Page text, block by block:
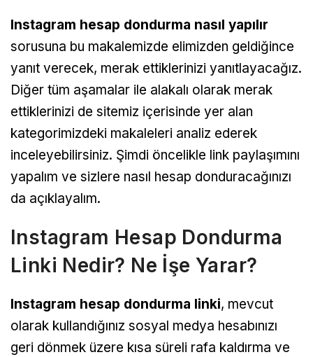
Instagram hesap dondurma nasıl yapılır
sorusuna bu makalemizde elimizden geldiğince
yanıt verecek, merak ettiklerinizi yanıtlayacağız.
Diğer tüm aşamalar ile alakalı olarak merak
ettiklerinizi de sitemiz içerisinde yer alan
kategorimizdeki makaleleri analiz ederek
inceleyebilirsiniz. Şimdi öncelikle link paylaşımını
yapalım ve sizlere nasıl hesap donduracağınızı
da açıklayalım.
Instagram Hesap Dondurma
Linki Nedir? Ne İşe Yarar?
Instagram hesap dondurma linki, mevcut
olarak kullandığınız sosyal medya hesabınızı
geri dönmek üzere kısa süreli rafa kaldırma ve